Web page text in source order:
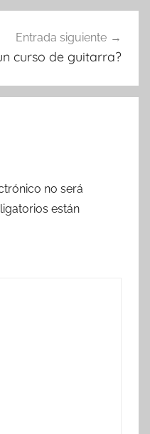
Entrada siguiente
curso de guitarra?
no será
están